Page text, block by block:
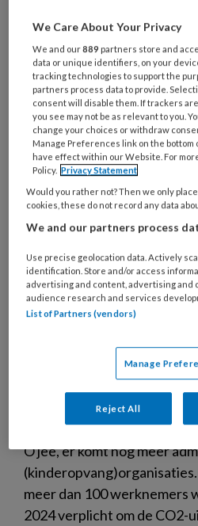
nulmeting door de
10 JANUARI 2024 NIEUWS
Let op: vanaf 1 juli
CO2-uitstoot
rapporteren
O jee, er komt nog meer
meer dan 100 werknemers
2024 verplicht om de CO2-
We Care About Your Privacy
We and our889 partners store and
data or unique identifiers, on your
tracking technologies to support the
partners process data to provide.
consent will disable them. If trackers
you see may not be as relevant to you.
change your choices or withdraw
Manage Preferences link on the bottom
have effect within our Website. For
Policy. Privacy Statement
Would you rather not? Then we only
cookies, these do not record any data
We and our partners process
Use precise geolocation data. Actively
identification. Store and/or access
advertising and content, advertising and
audience research and services
List of Partners (vendors)
Manage
Reject All